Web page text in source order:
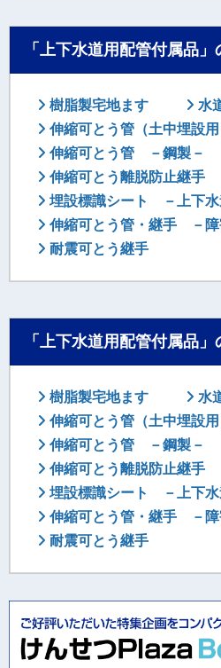
「上下水道用配管付属品
樹脂製宅地ます
水
伸縮可とう管（土中埋設
伸縮可とう管 －鋼製－
伸縮可とう離脱防止継手
埋設標識シート －上下水
伸縮可とう管・継手 －障
耐震可とう継手
「上下水道用配管付属品
樹脂製宅地ます
水
伸縮可とう管（土中埋設
伸縮可とう管 －鋼製－
伸縮可とう離脱防止継手
埋設標識シート －上下水
伸縮可とう管・継手 －障
耐震可とう継手